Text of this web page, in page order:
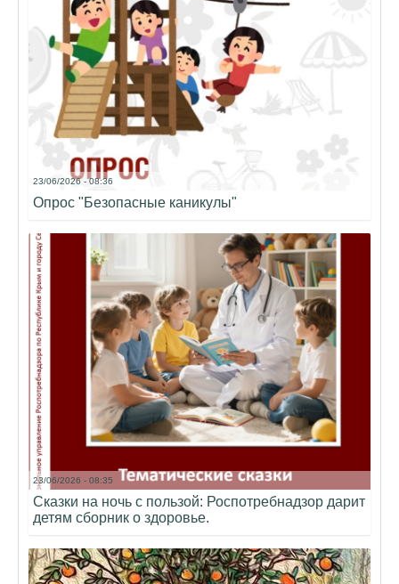
23/06/2026 - 08:36
Опрос "Безопасные каникулы"
23/06/2026 - 08:35
Сказки на ночь с пользой: Роспотребнадзор дарит
детям сборник о здоровье.